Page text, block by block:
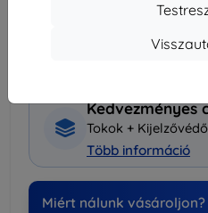
Szállítás 18.
Szállítási költség-tól
Kedvezményes
Tokok +
Több információ
Miért nálunk vásároljon?